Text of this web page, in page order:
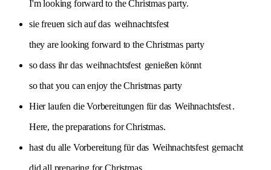
I'm looking forward to the Christmas party.
sie freuen sich auf das weihnachtsfest
they are looking forward to the Christmas party
so dass ihr das weihnachtsfest genießen könnt
so that you can enjoy the Christmas party
Hier laufen die Vorbereitungen für das Weihnachtsfest.
Here, the preparations for Christmas.
hast du alle Vorbereitung für das Weihnachtsfest gemacht
did all preparing for Christmas